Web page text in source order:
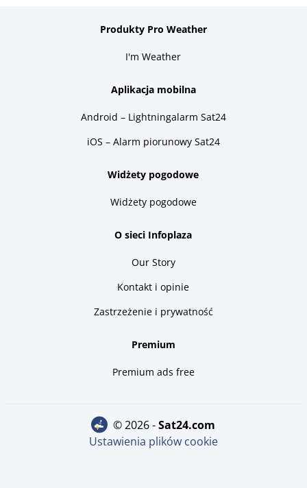
Produkty Pro Weather
I'm Weather
Aplikacja mobilna
Android – Lightningalarm Sat24
iOS – Alarm piorunowy Sat24
Widżety pogodowe
Widżety pogodowe
O sieci Infoplaza
Our Story
Kontakt i opinie
Zastrzeżenie i prywatność
Premium
Premium ads free
© 2026 - sat24.com
Ustawienia plików cookie